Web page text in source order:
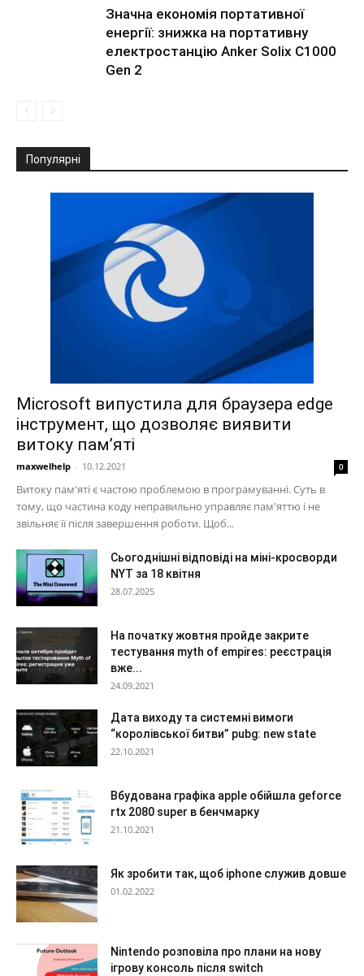
Значна економія портативної
енергії: знижка на портативну
електростанцію Anker Solix C1000
Gen 2
Популярні
Microsoft випустила для браузера edge
інструмент, що дозволяє виявити
витоку пам’яті
maxwelhelp - 10.12.2021 0
Витоку пам'яті є частою проблемою в програмуванні. Суть в
тому, що частина коду неправильно управляє пам'яттю і не
звільняє її після завершення роботи. Щоб...
Сьогоднішні відповіді на міні-кросворди
NYT за 18 квітня
28.07.2025
На початку жовтня пройде закрите
тестування myth of empires: реєстрація
вже...
24.09.2021
Дата виходу та системні вимоги
“королівської битви” pubg: new state
22.10.2021
Вбудована графіка apple обійшла geforce
rtx 2080 super в бенчмарку
21.10.2021
Як зробити так, щоб iphone служив довше
01.02.2022
Nintendo розповіла про плани на нову
ігрову консоль після switch